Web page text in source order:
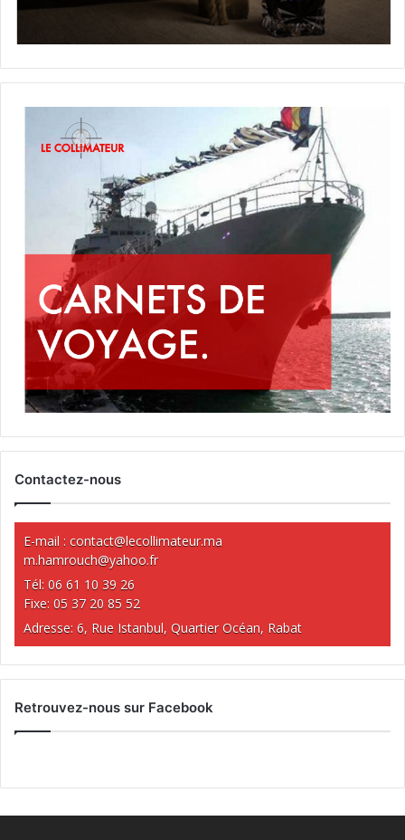
Contactez-nous
E-mail : contact@lecollimateur.ma
m.hamrouch@yahoo.fr
Tél: 06 61 10 39 26
Fixe: 05 37 20 85 52
Adresse: 6, Rue Istanbul, Quartier Océan, Rabat
Retrouvez-nous sur Facebook